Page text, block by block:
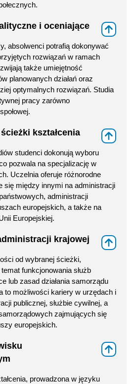
i oceniające
absolwenci potrafią dokonywać
rozwiązań w ramach
także umiejętność
planowanych działań oraz
optymalnych rozwiązań. Studia
pracy zarówno
kształcenia
studenci dokonują wyboru
pozwala na specjalizację w
Uczelnia oferuje różnorodne
się między innymi na administracji
administracji
europejskich, a także na
Europejskiej.
krajowej
od wybranej ścieżki,
funkcjonowania służb
lub zasad działania samorządu
to możliwości kariery w urzędach i
publicznej, służbie cywilnej, a
zajmujących się
europejskich.
prowadzona w języku